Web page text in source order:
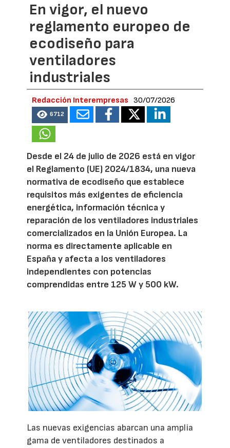
En vigor, el nuevo
reglamento europeo de
ecodiseño para
ventiladores
industriales
Redacción Interempresas 30/07/2026
6712
Desde el 24 de julio de 2026 está en vigor
el Reglamento (UE) 2024/1834, una nueva
normativa de ecodiseño que establece
requisitos más exigentes de eficiencia
energética, información técnica y
reparación de los ventiladores industriales
comercializados en la Unión Europea. La
norma es directamente aplicable en
España y afecta a los ventiladores
independientes con potencias
comprendidas entre 125 W y 500 kW.
Las nuevas exigencias abarcan una amplia
gama de ventiladores destinados a